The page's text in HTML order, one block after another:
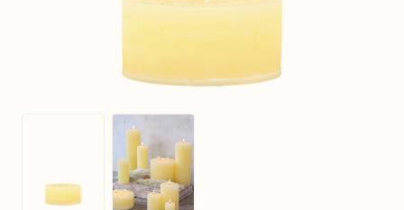
View larger image
View larger image